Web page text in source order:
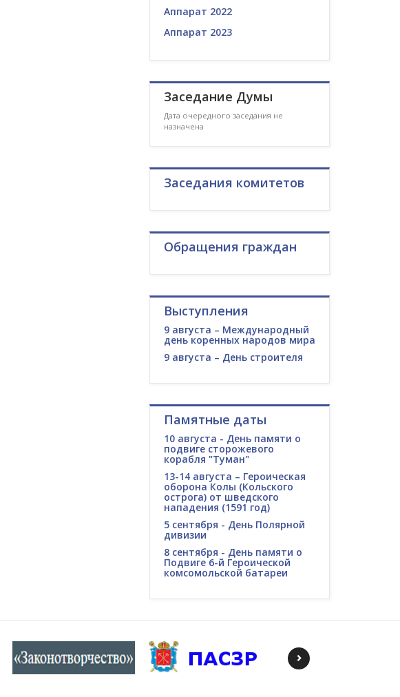
Аппарат 2022
Аппарат 2023
Заседание Думы
Дата очередного заседания не
назначена
Заседания комитетов
Обращения граждан
Выступления
9 августа – Международный
день коренных народов мира
9 августа – День строителя
Памятные даты
10 августа - День памяти о
подвиге сторожевого
корабля "Туман"
13-14 августа – Героическая
оборона Колы (Кольского
острога) от шведского
нападения (1591 год)
5 сентября - День Полярной
дивизии
8 сентября - День памяти о
Подвиге 6-й Героической
комсомольской батареи